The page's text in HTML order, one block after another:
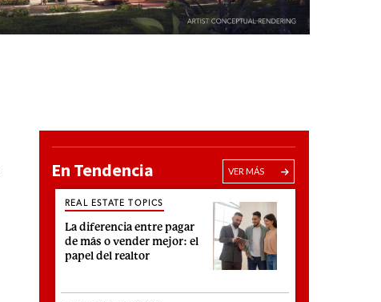
En Tendencia VER MÁS
La diferencia entre pagar
de más o vender mejor: el
papel del realtor
REAL ESTATE TOPICS